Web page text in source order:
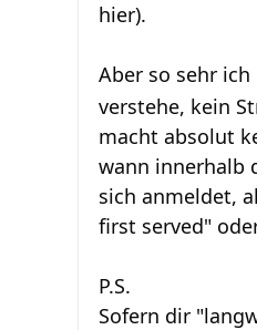
hier).
Aber so sehr
verstehe, kein
macht absolut
wann innerhalb
sich anmeldet,
first served"
P.S.
Sofern dir